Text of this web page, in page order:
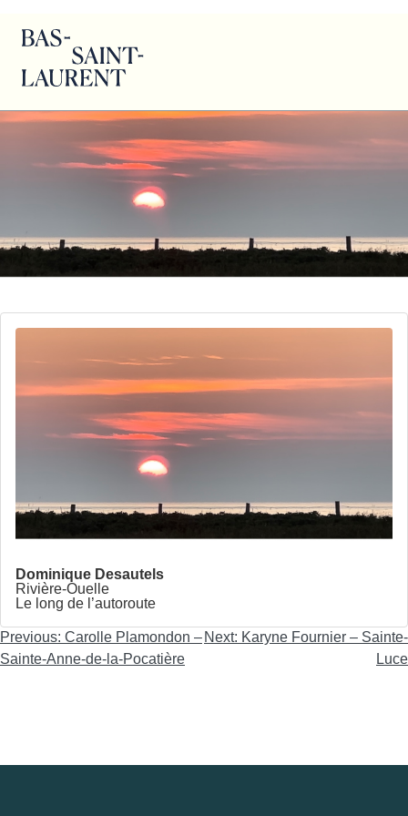
Dominique Desautels – Rivière-Ouelle
Dominique Desautels
Rivière-Ouelle
Le long de l’autoroute
Navigation
de
Previous: Carolle Plamondon –
Sainte-Anne-de-la-Pocatière
Next: Karyne Fournier – Sainte-
Luce